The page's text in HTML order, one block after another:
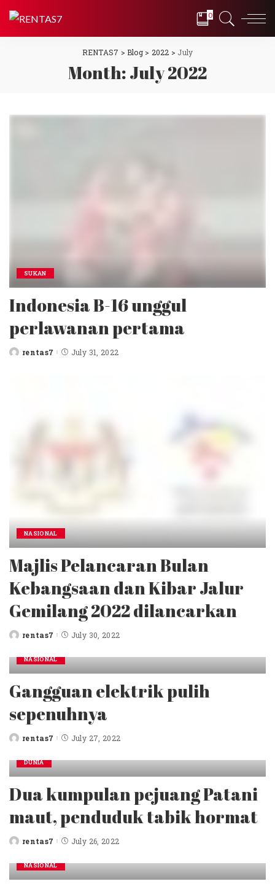
0
RENTAS7 >Blog> 2022 > July
Month:July 2022
SUKAN
Indonesia B-16 unggul
perlawanan pertama
Postedrentas7 July 31, 2022
NASIONAL
Majlis Pelancaran Bulan
Kebangsaan dan Kibar Jalur
Gemilang 2022 dilancarkan
Postedrentas7 July 30, 2022
NASIONAL
Gangguan elektrik pulih
sepenuhnya
Postedrentas7 July 27, 2022
DUNIA
Dua kumpulan pejuang Patani
maut, penduduk tabik hormat
Postedrentas7 July 26, 2022
NASIONAL